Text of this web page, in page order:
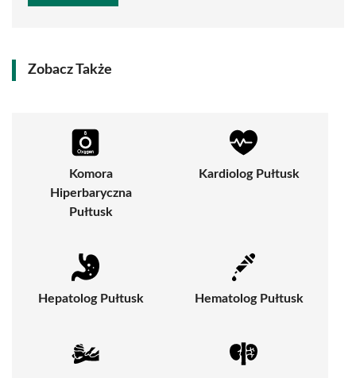
Zobacz Także
Komora
Hiperbaryczna
Pułtusk
Kardiolog Pułtusk
Hepatolog Pułtusk Hematolog Pułtusk